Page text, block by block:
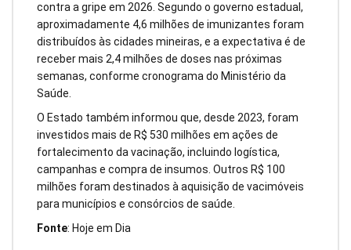
contra a gripe em 2026. Segundo o governo estadual,
aproximadamente 4,6 milhões de imunizantes foram
distribuídos às cidades mineiras, e a expectativa é de
receber mais 2,4 milhões de doses nas próximas
semanas, conforme cronograma do Ministério da
Saúde.
O Estado também informou que, desde 2023, foram
investidos mais de R$ 530 milhões em ações de
fortalecimento da vacinação, incluindo logística,
campanhas e compra de insumos. Outros R$ 100
milhões foram destinados à aquisição de vacimóveis
para municípios e consórcios de saúde.
Fonte: Hoje em Dia